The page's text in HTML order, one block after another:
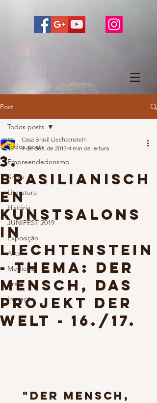
Post
Todos posts
Empreendedorismo
Show
Literatura
História
JUNIFEST 2019
Exposição
Arte
Medicina
Brasil
Inovação
Todos posts
3.
Brasilianisch
en
Kunstsalons
in
Liechtenstein
- Thema: Der
Mensch, das
Projekt der
Welt - 16./17.
Casa Brasil Liechtenstein
4 de dez. de 2017 4 min de leitura
"Der Mensch,